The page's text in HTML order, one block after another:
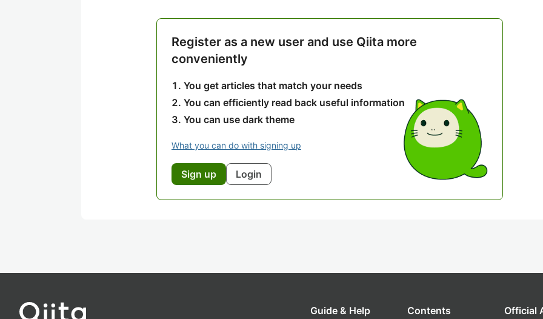
Register as a new user and use Qiita more
conveniently
You get articles that match your needs
You can efficiently read back useful information
You can use dark theme
What you can do with signing up
Sign up Login
Guide & Help Contents Official